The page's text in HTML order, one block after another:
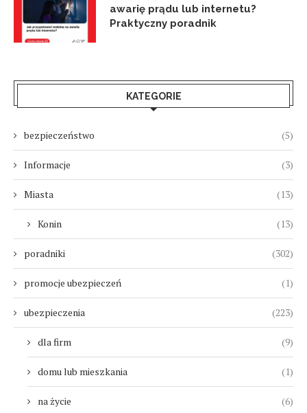
awarię prądu lub internetu?
Praktyczny poradnik
KATEGORIE
bezpieczeństwo (5)
Informacje (3)
Miasta (13)
Konin (13)
poradniki (302)
promocje ubezpieczeń (1)
ubezpieczenia (223)
dla firm (9)
domu lub mieszkania (1)
na życie (6)